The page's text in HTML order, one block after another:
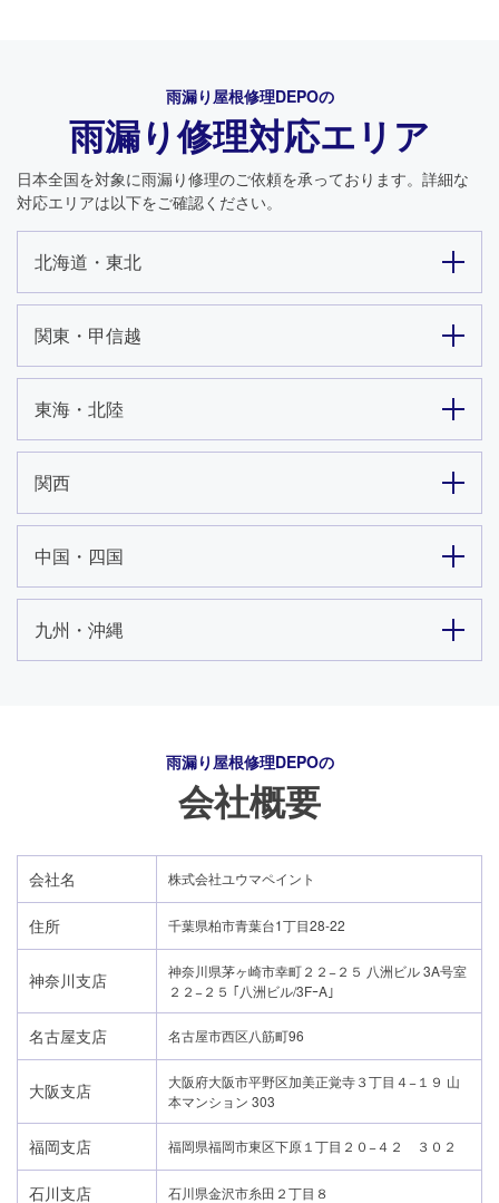
24時間365日対応
050-1883-0629
雨漏り屋根修理DEPOの
雨漏り修理対応エリア
日本全国を対象に雨漏り修理のご依頼を承っております。詳細な
対応エリアは以下をご確認ください。
北海道・東北
関東・甲信越
東海・北陸
関西
中国・四国
九州・沖縄
雨漏り屋根修理DEPOの
会社概要
会社名 株式会社ユウマペイント
住所 千葉県柏市青葉台1丁目28-22
神奈川支店
神奈川県茅ヶ崎市幸町２２−２５ 八洲ビル 3A号室
２２−２５ ｢八洲ビル/3FｰA｣
名古屋支店 名古屋市西区八筋町96
大阪支店
大阪府大阪市平野区加美正覚寺３丁目４−１９ 山
本マンション 303
福岡支店 福岡県福岡市東区下原１丁目２０−４２ ３０２
石川支店 石川県金沢市糸田２丁目８